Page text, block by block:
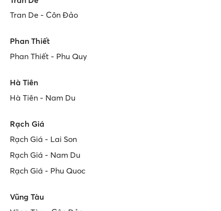
Tran De - Côn Đảo
Phan Thiết
Phan Thiết - Phu Quy
Hà Tiên
Hà Tiên - Nam Du
Rạch Giá
Rạch Giá - Lai Son
Rạch Giá - Nam Du
Rạch Giá - Phu Quoc
Vũng Tàu